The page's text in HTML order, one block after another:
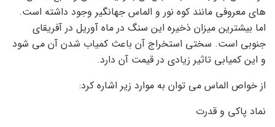
های معروفی مانند کوه نور و الماس جهانگیر وجود داشته است.
اما بیشترین میزان ذخیره این سنگ در ماه آوریل در آفریقای
جنوبی است. سختی استخراج آن باعث کمیاب شدن آن می شود
و این کمیابی تاثیر زیادی در قیمت آن دارد.
از خواص الماس می توان به موارد زیر اشاره کرد:
نماد پاکی و قدرت